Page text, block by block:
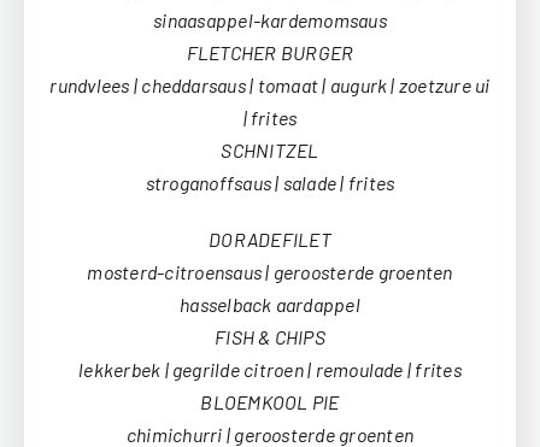
sinaasappel-kardemomsaus
FLETCHER BURGER
rundvlees | cheddarsaus | tomaat | augurk | zoetzure ui
| frites
SCHNITZEL
stroganoffsaus | salade | frites
DORADEFILET
mosterd-citroensaus | geroosterde groenten
hasselback aardappel
FISH & CHIPS
lekkerbek | gegrilde citroen | remoulade | frites
BLOEMKOOL PIE
chimichurri | geroosterde groenten